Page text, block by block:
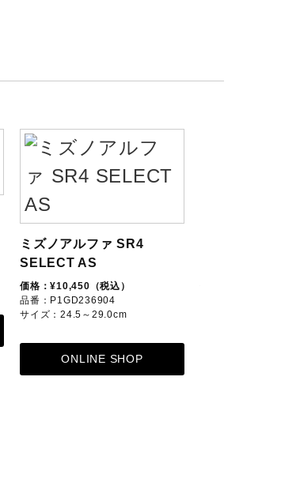
ミズノアルファ SR4
SELECT AS
価格：¥10,450（税込）
品番：P1GD236904
サイズ：24.5～29.0cm
ONLINE SHOP